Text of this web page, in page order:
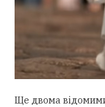
Ще двома